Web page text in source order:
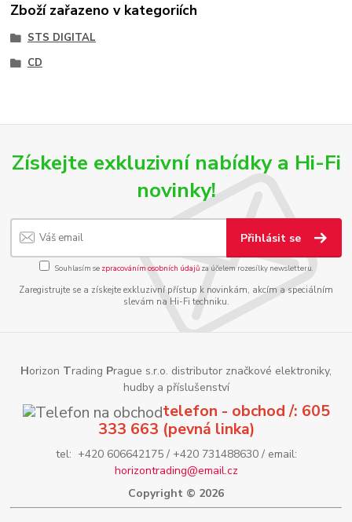
Zboží zařazeno v kategoriích
STS DIGITAL
CD
Získejte exkluzivní nabídky a Hi-Fi
novinky!
Přihlásit se
Souhlasím se zpracováním osobních údajůza účelem rozesílky newsletteru.
Zaregistrujte se a získejte exkluzivní přístup k novinkám, akcím a speciálním
slevám na Hi-Fi techniku.
Horizon Trading Prague s.r.o. distributor značkové elektroniky,
hudby a příslušenství
telefon - obchod /: 605
333 663 (pevná linka)
tel: +420 606642175 / +420 731488630 / email:
horizontrading@email.cz
Copyright © 2026